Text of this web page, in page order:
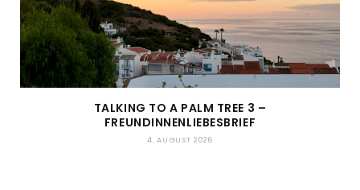
TALKING TO A PALM TREE 3 –
FREUNDINNENLIEBESBRIEF
4. AUGUST 2026